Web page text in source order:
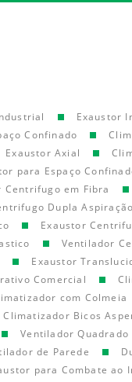
Exaustor
Confinado
Exaustor Axial
para Espaço
Centrifugo em Fibra
Dupla Aspiração
Exaustor
Ventilador
Exaustor
Comercial
com Colmeia
Climatizador Bicos
Ventilador Quadrado
de Parede
para Combate ao